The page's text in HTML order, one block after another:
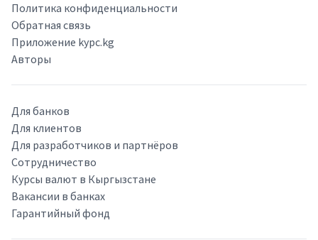
Политика конфиденциальности
Обратная связь
Приложение kypc.kg
Авторы
Для банков
Для клиентов
Для разработчиков и партнёров
Сотрудничество
Курсы валют в Кыргызстане
Вакансии в банках
Гарантийный фонд